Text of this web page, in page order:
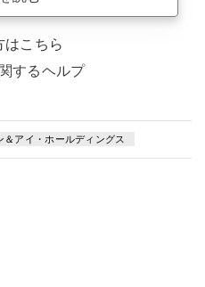
はこちら
するヘルプ
＆アイ・ホールディングス